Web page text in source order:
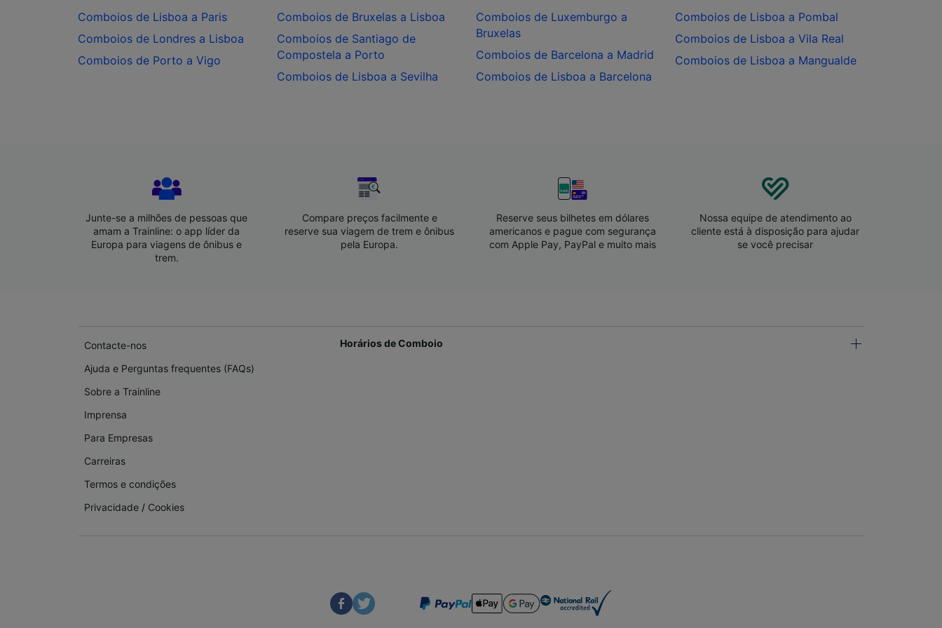
Comboios de Lisboa a Paris
Comboios de Londres a Lisboa
Comboios de Porto a Vigo
Comboios de Bruxelas a Lisboa
Comboios de Santiago de
Compostela a Porto
Comboios de Lisboa a Sevilha
Comboios de Luxemburgo a
Bruxelas
Comboios de Barcelona a Madrid
Comboios de Lisboa a Barcelona
Comboios de Lisboa a Pombal
Comboios de Lisboa a Vila Real
Comboios de Lisboa a Mangualde
Junte-se a milhões de pessoas que
amam a Trainline: o app líder da
Europa para viagens de ônibus e
trem.
Compare preços facilmente e
reserve sua viagem de trem e ônibus
pela Europa.
Reserve seus bilhetes em dólares
americanos e pague com segurança
com Apple Pay, PayPal e muito mais
Nossa equipe de atendimento ao
cliente está à disposição para ajudar
se você precisar
Contacte-nos
Ajuda e Perguntas frequentes (FAQs)
Sobre a Trainline
Imprensa
Para Empresas
Carreiras
Termos e condições
Privacidade/ Cookies
Horários de Comboio
medição de publicidade e conteúdo, pesquisa de público e
desenvolvimento de serviços..
Lista de parceiros (fornecedores)